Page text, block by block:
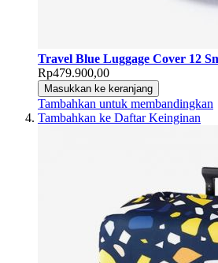
Travel Blue Luggage Cover 12
Rp479.900,00
Masukkan ke keranjang
Tambahkan untuk membandingkan
Tambahkan ke Daftar Keinginan